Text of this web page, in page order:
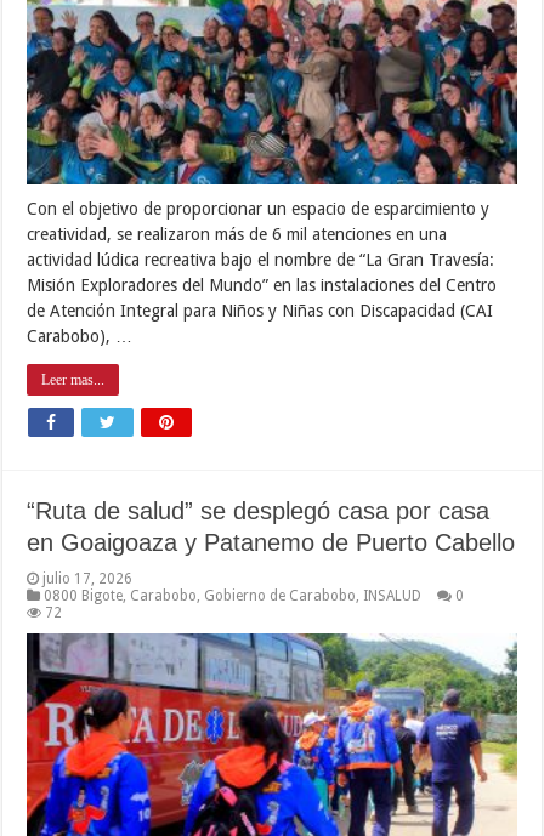
Con el objetivo de proporcionar un espacio de esparcimiento y
creatividad, se realizaron más de 6 mil atenciones en una
actividad lúdica recreativa bajo el nombre de “La Gran Travesía:
Misión Exploradores del Mundo” en las instalaciones del Centro
de Atención Integral para Niños y Niñas con Discapacidad (CAI
Carabobo), …
Leer mas...
“Ruta de salud” se desplegó casa por casa
en Goaigoaza y Patanemo de Puerto Cabello
julio 17, 2026
0800 Bigote, Carabobo, Gobierno de Carabobo, INSALUD
0
72